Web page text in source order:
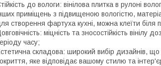
до вологи: вінілова плитка в рулоні
приміщень з підвищеною вологістю,
створення фартуха кухні, можна клеїти біля
міцність та зносостійкість
часу;
складова: широкий вибір дизайнів, що
яке відповідає вашому стилю та